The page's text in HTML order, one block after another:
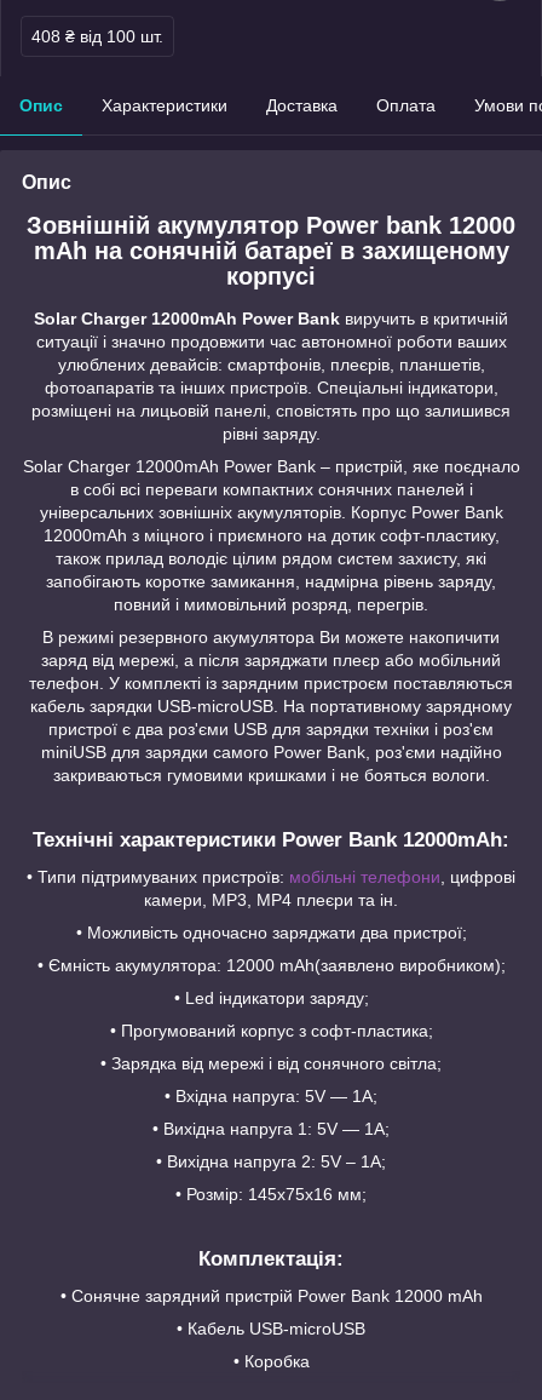
408 ₴ від 100 шт.
Опис Характеристики Доставка Оплата Умови
Опис
Зовнішній акумулятор Power bank 12000
mAh на сонячній батареї в захищеному
корпусі
Solar Charger 12000mAh Power Bank виручить в критичній
ситуації і значно продовжити час автономної роботи ваших
улюблених девайсів: смартфонів, плеєрів, планшетів,
фотоапаратів та інших пристроїв. Спеціальні індикатори,
розміщені на лицьовій панелі, сповістять про що залишився
рівні заряду.
Solar Charger 12000mAh Power Bank – пристрій, яке поєднало
в собі всі переваги компактних сонячних панелей і
універсальних зовнішніх акумуляторів. Корпус Power Bank
12000mAh з міцного і приємного на дотик софт-пластику,
також прилад володіє цілим рядом систем захисту, які
запобігають коротке замикання, надмірна рівень заряду,
повний і мимовільний розряд, перегрів.
В режимі резервного акумулятора Ви можете накопичити
заряд від мережі, а після заряджати плеєр або мобільний
телефон. У комплекті із зарядним пристроєм поставляються
кабель зарядки USB-microUSB. На портативному зарядному
пристрої є два роз'єми USB для зарядки техніки і роз'єм
miniUSB для зарядки самого Power Bank, роз'єми надійно
закриваються гумовими кришками і не бояться вологи.
Технічні характеристики Power Bank 12000mAh:
• Типи підтримуваних пристроїв: мобільні телефони, цифрові
камери, МР3, МР4 плеєри та ін.
• Можливість одночасно заряджати два пристрої;
• Ємність акумулятора: 12000 mAh(заявлено виробником);
• Led індикатори заряду;
• Прогумований корпус з софт-пластика;
• Зарядка від мережі і від сонячного світла;
• Вхідна напруга: 5V ― 1A;
• Вихідна напруга 1: 5V ― 1A;
• Вихідна напруга 2: 5V – 1A;
• Розмір: 145х75х16 мм;
Комплектація:
• Сонячне зарядний пристрій Power Bank 12000 mAh
• Кабель USB-microUSB
• Коробка